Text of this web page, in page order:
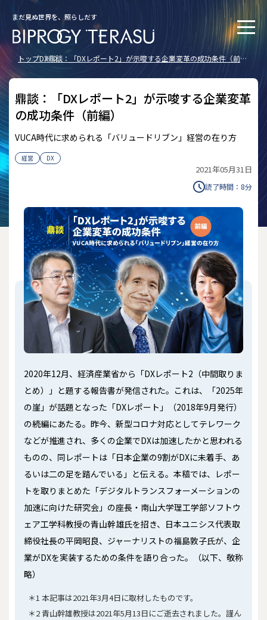
まだ見ぬ世界を、照らしだす
トップDX鼎談：「DXレポート2」が示唆する企業変革の成功条件（前
編）
鼎談：「DXレポート2」が示唆する企業変革
の成功条件（前編）
VUCA時代に求められる「バリュードリブン」経営の在り方
経営 DX
2021年05月31日
読了時間： 8分
2020年12月、経済産業省から「DXレポート2（中間取りま
とめ）」と題する報告書が発信された。これは、「2025年
の崖」が話題となった「DXレポート」（2018年9月発行）
の続編にあたる。昨今、新型コロナ対応としてテレワーク
などが推進され、多くの企業でDXは加速したかと思われる
ものの、同レポートは「日本企業の9割がDXに未着手、あ
るいは二の足を踏んでいる」と伝える。本稿では、レポー
トを取りまとめた「デジタルトランスフォーメーションの
加速に向けた研究会」の座長・南山大学理工学部ソフトウ
ェア工学科教授の青山幹雄氏を招き、日本ユニシス代表取
締役社長の平岡昭良、ジャーナリストの福島敦子氏が、企
業がDXを実装するための条件を語り合った。（以下、敬称
略）
＊1 本記事は2021年3月4日に取材したものです。
＊2 青山幹雄教授は2021年5月13日にご逝去されました。謹ん